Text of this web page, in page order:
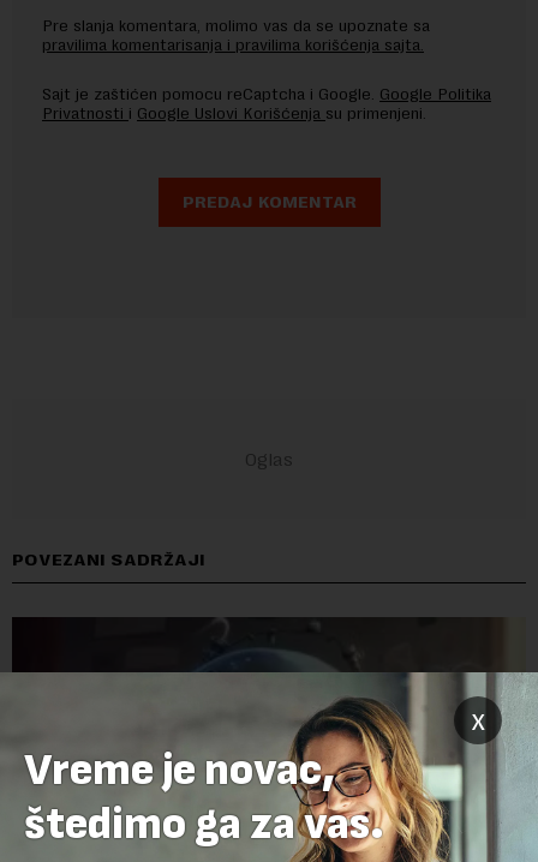
Pre slanja komentara, molimo vas da se upoznate sa
pravilima komentarisanja i pravilima korišćenja sajta.
Sajt je zaštićen pomocu reCaptcha i Google. Google Politika
Privatnosti i Google Uslovi Korišćenja su primenjeni.
POVEZANI SADRŽAJI
x
Vreme je novac,
štedimo ga za vas.